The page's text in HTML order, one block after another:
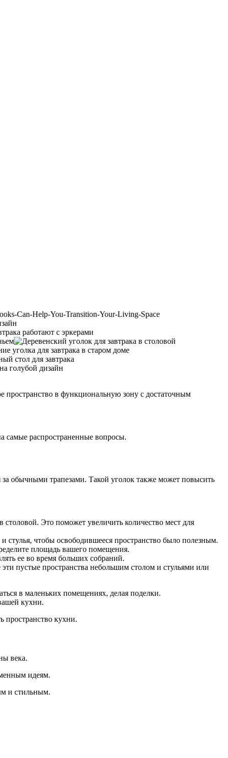
пространство в функциональную зону с достаточным
самые распространенные вопросы.
обычными трапезами. Такой уголок также может повысить
столовой. Это поможет увеличить количество мест для
стулья, чтобы освободившееся пространство было полезным.
площадь вашего помещения.
ее во время больших собраний.
пустые пространства небольшим столом и стульями или
в маленьких помещениях, делая поделки.
кухни.
пространство кухни.
века.
идеям.
и стильным.